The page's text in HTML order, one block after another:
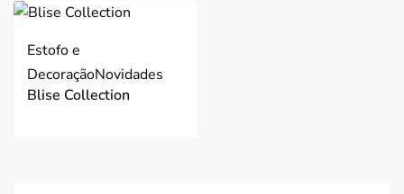
Estofo e
DecoraçãoNovidades
Blise Collection